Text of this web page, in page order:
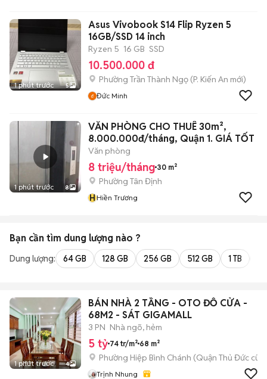
1 phút trước 5
Asus Vivobook S14 Flip Ryzen 5
16GB/SSD 14 inch
Ryzen 5 16 GB SSD
10.500.000 đ
Phường Trần Thành Ngọ (P. Kiến An mới)
Đức Minh
1 phút trước 8
VĂN PHÒNG CHO THUÊ 30m²,
8.000.000đ/tháng, Quận 1. GIÁ TỐT
Văn phòng
8 triệu/tháng 30 m²
Phường Tân Định
HHiền Trương
Bạn cần tìm dung lượng nào ?
Dung lượng: 64 GB 128 GB 256 GB 512 GB 1 TB
1 phút trước 4
BÁN NHÀ 2 TẦNG - OTO ĐỖ CỬA -
68M2 - SÁT GIGAMALL
3 PN Nhà ngõ, hẻm
5 tỷ 74 tr/m² 68 m²
Phường Hiệp Bình Chánh (Quận Thủ Đức cũ)
Trịnh Nhung